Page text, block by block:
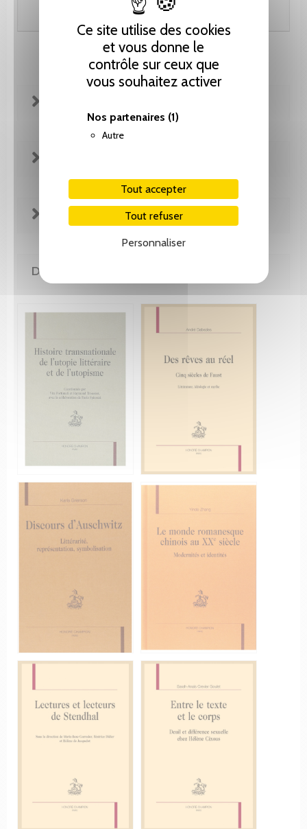
Ce site utilise des cookies
et vous donne le
contrôle sur ceux que
vous souhaitez activer
Nos partenaires (1)
Autre
Tout accepter
Tout refuser
Personnaliser
Ajouter au panier
DE LA MÊME COLLECTION